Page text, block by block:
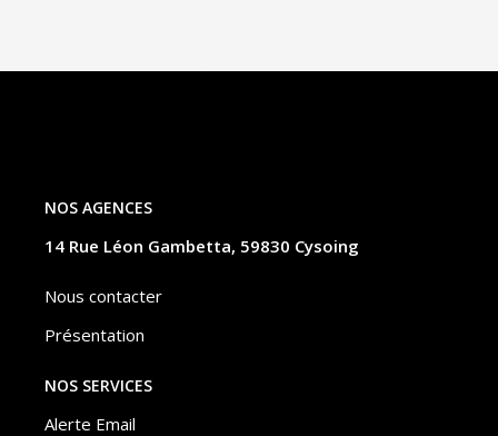
NOS AGENCES
14 Rue Léon Gambetta, 59830 Cysoing
Nous contacter
Présentation
NOS SERVICES
Alerte Email